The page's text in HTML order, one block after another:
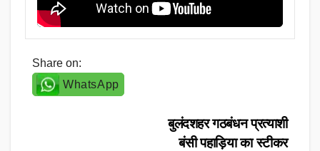
Share on:
WhatsApp
बुलंदशहर गठबंधन प्रत्याशी
बंसी पहाड़िया का स्टीकर